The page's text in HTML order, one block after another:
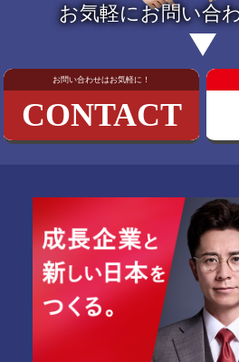
お気軽にお問い合
お問い合わせはお気軽に！
CONTACT